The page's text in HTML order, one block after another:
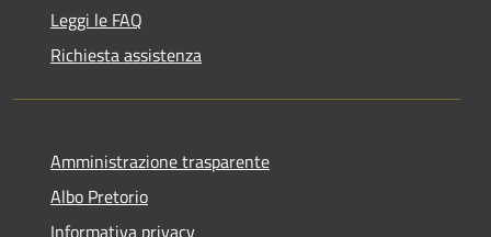
Leggi le FAQ
Richiesta assistenza
Amministrazione trasparente
Albo Pretorio